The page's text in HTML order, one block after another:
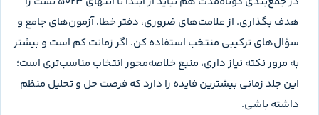
علامت‌دار را بدون دیدن پاسخ دوباره حل کن. اگر دوباره اشتباه شد،
شماره‌اش را در دفتر خطا نگه دار و هفته بعد برگرد.
در دور سوم، آزمون جامع فصل را زمان‌دار بزن و بعد پینوکیوپلاس
را متناسب با سطح خودت انتخاب کن. برای فصل‌های بالای ۲۴۰